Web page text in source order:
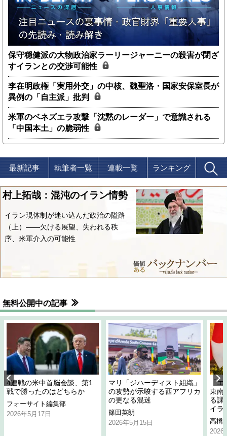
保守穏健派の大物政治家ラーリージャーニーの殺害が閉ざ
すイランとの交渉可能性
李在明政権「実用外交」の中核、魏聖洛・国家安保室長が
異例の「自主派」批判
米軍のベネズエラ攻撃「沈黙のレーダー」で意識される
「中国本土」の脆弱性
最新記事 執筆者一覧 連載一覧 ランキング
村上拓哉：混沌のイラン情勢
イラン現体制が迷い込んだ政治の隘路
（上）――欠ける展望、失われる秩
序、米軍介入の可能性
無料公開中の記事
4連戦の米中首脳会談、第1
戦で勝ったのはどちらか
フォーサイト編集部
2026年5月17日
マリ「ジハーディスト組織」
の攻勢が示唆する西アフリカ
の更なる混迷
篠田英朗
2026年5月15日
「
東南
る課
イラ
高橋
2026